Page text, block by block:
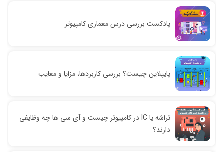
پادکست بررسی درس معماری کامپیوتر
پایپلاین چیست؟ بررسی کاربردها، مزایا و معایب
تراشه یا IC در کامپیوتر چیست و آی سی ها چه وظایفی
دارند؟